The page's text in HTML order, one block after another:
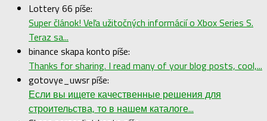
Lottery 66 píše:
Super článok! Veľa užitočných informácií o Xbox Series S.
Teraz sa...
binance skapa konto píše:
Thanks for sharing. I read many of your blog posts, cool,...
gotovye_uwsr píše:
Если вы ищете качественные решения для
строительства, то в нашем каталоге...